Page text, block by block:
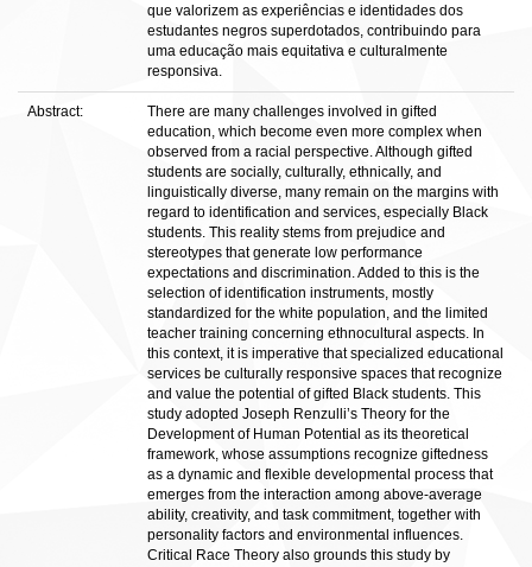
que valorizem as experiências e identidades dos
estudantes negros superdotados, contribuindo para
uma educação mais equitativa e culturalmente
responsiva.
Abstract:
There are many challenges involved in gifted
education, which become even more complex when
observed from a racial perspective. Although gifted
students are socially, culturally, ethnically, and
linguistically diverse, many remain on the margins with
regard to identification and services, especially Black
students. This reality stems from prejudice and
stereotypes that generate low performance
expectations and discrimination. Added to this is the
selection of identification instruments, mostly
standardized for the white population, and the limited
teacher training concerning ethnocultural aspects. In
this context, it is imperative that specialized educational
services be culturally responsive spaces that recognize
and value the potential of gifted Black students. This
study adopted Joseph Renzulli’s Theory for the
Development of Human Potential as its theoretical
framework, whose assumptions recognize giftedness
as a dynamic and flexible developmental process that
emerges from the interaction among above-average
ability, creativity, and task commitment, together with
personality factors and environmental influences.
Critical Race Theory also grounds this study by